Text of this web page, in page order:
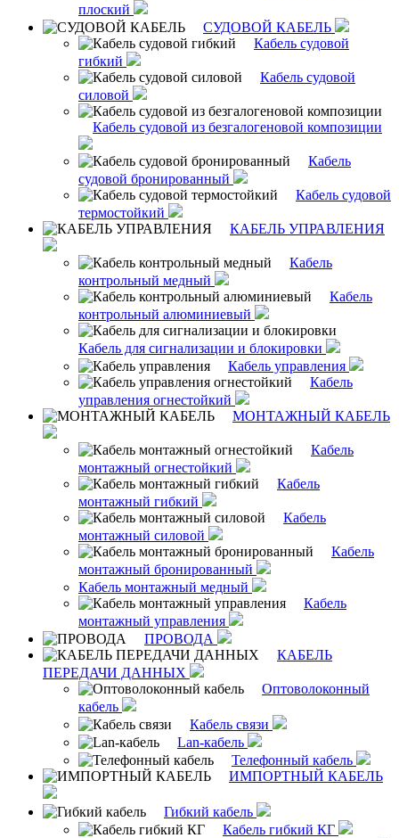
плоский
СУДОВОЙ КАБЕЛЬ
Кабель судовой
гибкий
Кабель судовой
силовой
Кабель судовой из безгалогеновой композиции
Кабель
судовой бронированный
Кабель судовой
термостойкий
КАБЕЛЬ УПРАВЛЕНИЯ
Кабель
контрольный медный
Кабель
контрольный алюминиевый
Кабель для сигнализации и блокировки
Кабель управления
Кабель
управления огнестойкий
МОНТАЖНЫЙ КАБЕЛЬ
Кабель
монтажный огнестойкий
Кабель
монтажный гибкий
Кабель
монтажный силовой
Кабель
монтажный бронированный
Кабель монтажный медный
Кабель
монтажный управления
ПРОВОДА
КАБЕЛЬ
ПЕРЕДАЧИ ДАННЫХ
Оптоволоконный
кабель
Кабель связи
Lan-кабель
Телефонный кабель
ИМПОРТНЫЙ КАБЕЛЬ
Гибкий кабель
Кабель гибкий КГ